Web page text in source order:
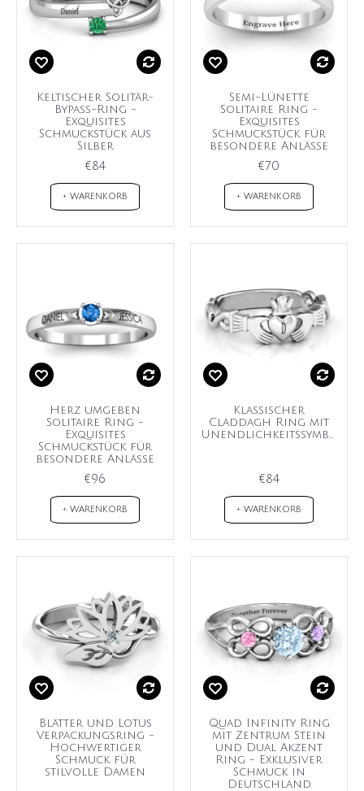
Keltischer Solitär-
Bypass-Ring -
Exquisites
Schmuckstück aus
Silber
€84
+ WARENKORB
Semi-Lünette
Solitaire Ring -
Exquisites
Schmuckstück für
besondere Anlässe
€70
+ WARENKORB
Herz umgeben
Solitaire Ring -
Exquisites
Schmuckstück für
besondere Anlässe
€96
+ WARENKORB
Klassischer
Claddagh Ring mit
Unendlichkeitssymbol
€84
+ WARENKORB
Blätter und Lotus
Verpackungsring -
Hochwertiger
Schmuck für
stilvolle Damen
Quad Infinity Ring
mit Zentrum Stein
und Dual Akzent
Ring - Exklusiver
Schmuck in
Deutschland